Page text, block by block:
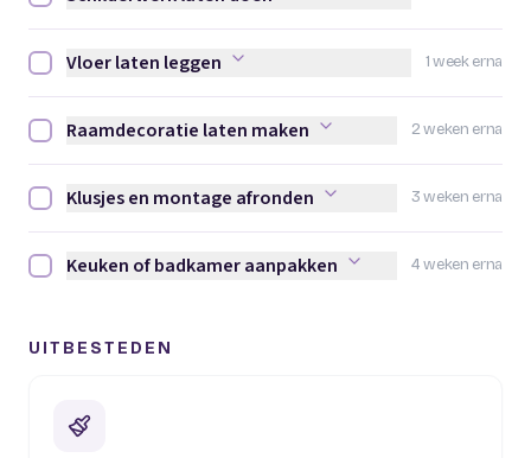
Schilderwerk laten doen afvinken
1 week erna
Vloer laten leggen afvinken
Vloer laten leggen
2 weken erna
Raamdecoratie laten maken afvinken
Raamdecoratie laten maken
3 weken erna
Klusjes en montage afronden afvinken
Klusjes en montage afronden
4 weken erna
Keuken of badkamer aanpakken afvinken
Keuken of badkamer aanpakken
UITBESTEDEN